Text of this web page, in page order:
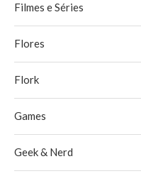
Filmes e Séries
Flores
Flork
Games
Geek & Nerd